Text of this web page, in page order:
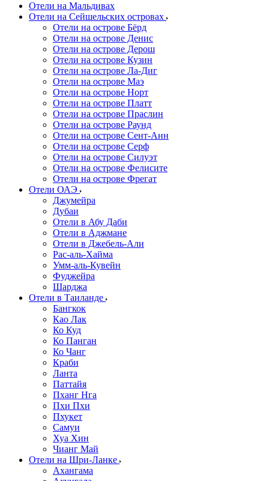
Отели на Мальдивах
Отели на Сейшельских островах
Отели на острове Бёрд
Отели на острове Денис
Отели на острове Дерош
Отели на острове Кузин
Отели на острове Ла-Диг
Отели на острове Маэ
Отели на острове Норт
Отели на острове Платт
Отели на острове Праслин
Отели на острове Раунд
Отели на острове Сент-Анн
Отели на острове Серф
Отели на острове Силуэт
Отели на острове Фелисите
Отели на острове Фрегат
Отели ОАЭ
Джумейра
Дубаи
Отели в Абу Даби
Отели в Аджмане
Отели в Джебель-Али
Рас-аль-Хайма
Умм-аль-Кувейн
Фуджейра
Шарджа
Отели в Таиланде
Бангкок
Као Лак
Ко Куд
Ко Панган
Ко Чанг
Краби
Ланта
Паттайя
Пханг Нга
Пхи Пхи
Пхукет
Самуи
Хуа Хин
Чианг Май
Отели на Шри-Ланке
Ахангама